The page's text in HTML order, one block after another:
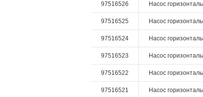
97516526 Насос
97516525 Насос
97516524 Насос
97516523 Насос
97516522 Насос
97516521 Насос